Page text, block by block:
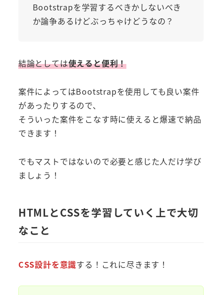
Bootstrapを学習するべきかしないべき
か論争あるけどぶっちゃけどうなの？
結論としては使えると便利！
案件によってはBootstrapを使用しても良い案件
があったりするので、
そういった案件をこなす時に使えると爆速で納品
できます！
でもマストではないので必要と感じた人だけ学び
ましょう！
HTMLとCSSを学習していく上で大切
なこと
CSS設計を意識する！これに尽きます！